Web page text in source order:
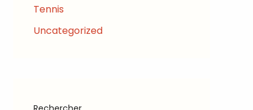
Tennis
Uncategorized